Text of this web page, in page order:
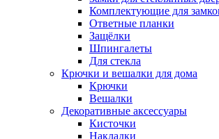
Комплектующие для
Ответные планки
Защёлки
Шпингалеты
Для стекла
Крючки и вешалки для дома
Крючки
Вешалки
Декоративные аксессуары
Кисточки
Накладки